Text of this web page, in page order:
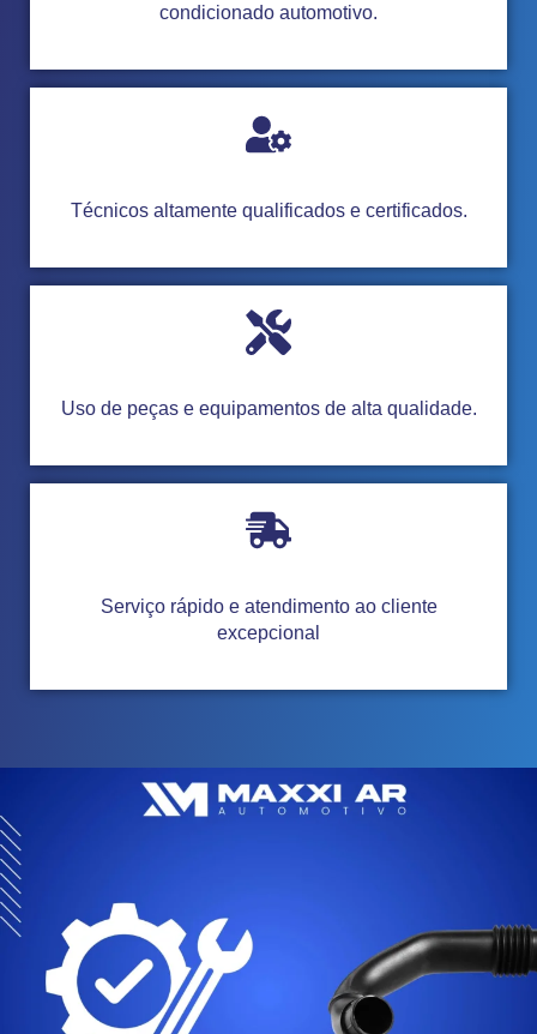
condicionado automotivo.
Técnicos altamente qualificados e certificados.
Uso de peças e equipamentos de alta qualidade.
Serviço rápido e atendimento ao cliente
excepcional